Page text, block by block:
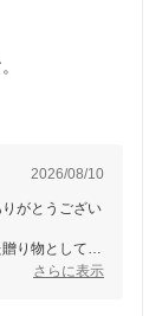
2026/08/10
がとうござい
り物としてお
さらに表示